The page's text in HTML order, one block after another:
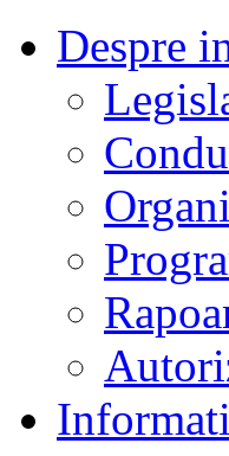
Despre